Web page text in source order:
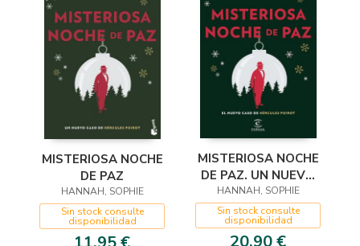
MISTERIOSA NOCHE
DE PAZ
HANNAH, SOPHIE
Sin stock consulte
disponibilidad
MISTERIOSA NOCHE
DE PAZ. UN NUEVO
CASO DE HÉRCULES
POIROT
HANNAH, SOPHIE
Sin stock consulte
disponibilidad